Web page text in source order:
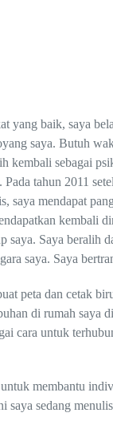
yang baik, saya
saya. Butuh
kembali sebagai
tahun 2011
saya mendapat
kembali
saya. Saya beralih
saya. Saya
peta dan cetak
di rumah saya
cara untuk
membantu
sedang